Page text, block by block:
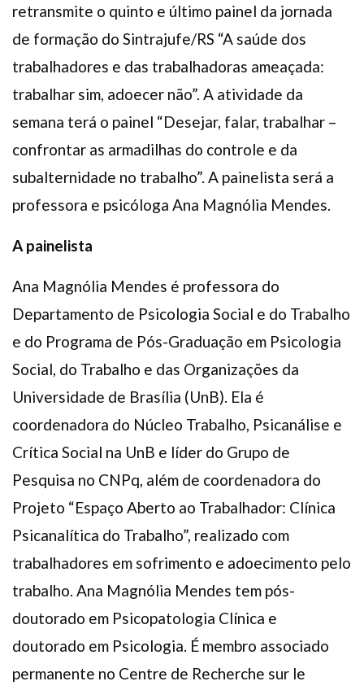
retransmite o quinto e último painel da jornada
de formação do Sintrajufe/RS “A saúde dos
trabalhadores e das trabalhadoras ameaçada:
trabalhar sim, adoecer não”. A atividade da
semana terá o painel “Desejar, falar, trabalhar –
confrontar as armadilhas do controle e da
subalternidade no trabalho”. A painelista será a
professora e psicóloga Ana Magnólia Mendes.
A painelista
Ana Magnólia Mendes é professora do
Departamento de Psicologia Social e do Trabalho
e do Programa de Pós-Graduação em Psicologia
Social, do Trabalho e das Organizações da
Universidade de Brasília (UnB). Ela é
coordenadora do Núcleo Trabalho, Psicanálise e
Crítica Social na UnB e líder do Grupo de
Pesquisa no CNPq, além de coordenadora do
Projeto “Espaço Aberto ao Trabalhador: Clínica
Psicanalítica do Trabalho”, realizado com
trabalhadores em sofrimento e adoecimento pelo
trabalho. Ana Magnólia Mendes tem pós-
doutorado em Psicopatologia Clínica e
doutorado em Psicologia. É membro associado
permanente no Centre de Recherche sur le